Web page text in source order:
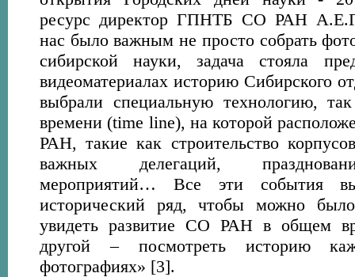
ресурс директор ГПНТБ СО РАН
нас было важным не просто собрать
сибирской науки, задача стояла
видеоматериалах историю Сибирского
выбрали специальную технологию,
времени (time line), на которой
РАН, такие как строительство
важных делегаций,
мероприятий… Все эти события
исторический ряд, чтобы можно
увидеть развитие СО РАН в общем
другой – посмотреть историю
фотографиях» [3].